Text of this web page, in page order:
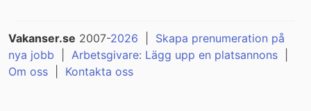
Vakanser.se 2007-2026
Skapa prenumeration på
nya jobb
Arbetsgivare: Lägg upp en platsannons
Om oss
Kontakta oss